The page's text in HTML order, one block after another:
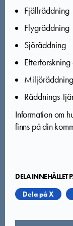
Fjällräddning
Flygräddning
Sjöräddning
Räddnings-
Information om
finns på din
DELA INNEHÅLLET
Dela på X